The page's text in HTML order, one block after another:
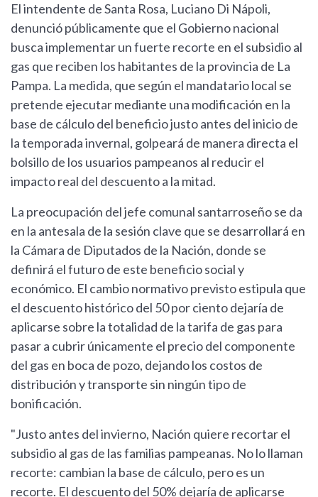
El intendente de Santa Rosa, Luciano Di Nápoli,
denunció públicamente que el Gobierno nacional
busca implementar un fuerte recorte en el subsidio al
gas que reciben los habitantes de la provincia de La
Pampa. La medida, que según el mandatario local se
pretende ejecutar mediante una modificación en la
base de cálculo del beneficio justo antes del inicio de
la temporada invernal, golpeará de manera directa el
bolsillo de los usuarios pampeanos al reducir el
impacto real del descuento a la mitad.
La preocupación del jefe comunal santarroseño se da
en la antesala de la sesión clave que se desarrollará en
la Cámara de Diputados de la Nación, donde se
definirá el futuro de este beneficio social y
económico. El cambio normativo previsto estipula que
el descuento histórico del 50 por ciento dejaría de
aplicarse sobre la totalidad de la tarifa de gas para
pasar a cubrir únicamente el precio del componente
del gas en boca de pozo, dejando los costos de
distribución y transporte sin ningún tipo de
bonificación.
"Justo antes del invierno, Nación quiere recortar el
subsidio al gas de las familias pampeanas. No lo llaman
recorte: cambian la base de cálculo, pero es un
recorte. El descuento del 50% dejaría de aplicarse